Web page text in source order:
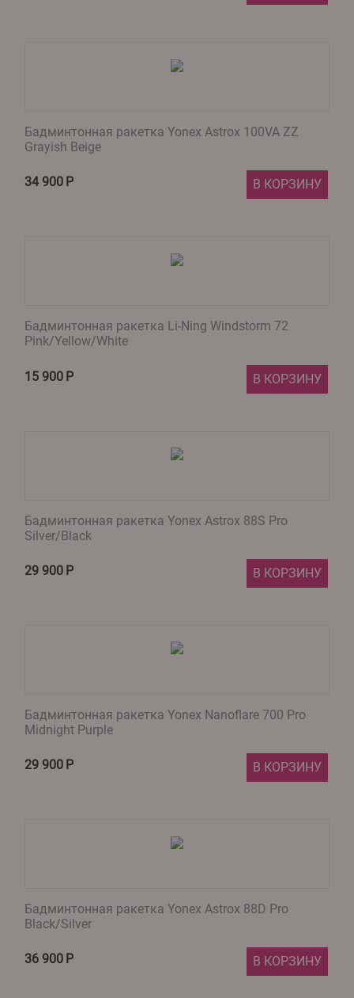
Бадминтонная ракетка Yonex Astrox 100VA ZZ
Grayish Beige
34 900 Р В КОРЗИНУ
Бадминтонная ракетка Li-Ning Windstorm 72
Pink/Yellow/White
15 900 Р В КОРЗИНУ
Бадминтонная ракетка Yonex Astrox 88S Pro
Silver/Black
29 900 Р В КОРЗИНУ
Бадминтонная ракетка Yonex Nanoflare 700 Pro
Midnight Purple
29 900 Р В КОРЗИНУ
Бадминтонная ракетка Yonex Astrox 88D Pro
Black/Silver
36 900 Р В КОРЗИНУ